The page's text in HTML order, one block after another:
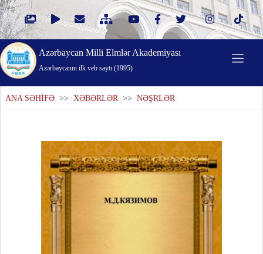
Azərbaycan Milli Elmlər Akademiyası
Azərbaycanın ilk veb saytı (1995)
ANA SƏHİFƏ >> XƏBƏRLƏR >> NƏŞRLƏR